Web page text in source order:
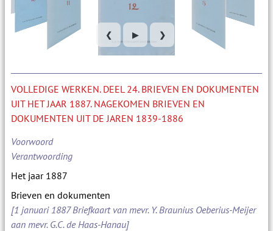
❮ ▶ ❯
VOLLEDIGE WERKEN. DEEL 24. BRIEVEN EN DOKUMENTEN
UIT HET JAAR 1887. NAGEKOMEN BRIEVEN EN
DOKUMENTEN UIT DE JAREN 1839-1886
Voorwoord
Verantwoording
Het jaar 1887
Brieven en dokumenten
[1 januari 1887 Briefkaart van mevr. Y. Braunius Oeberius-Meijer
aan mevr. G.C. de Haas-Hanau]